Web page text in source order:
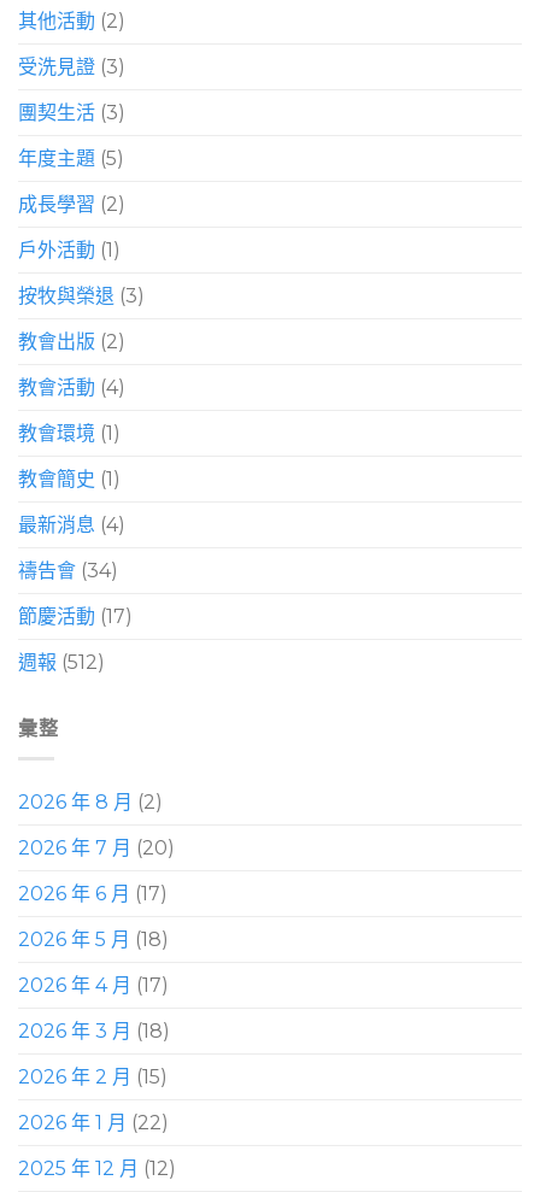
其他活動 (2)
受洗見證 (3)
團契生活 (3)
年度主題 (5)
成長學習 (2)
戶外活動 (1)
按牧與榮退 (3)
教會出版 (2)
教會活動 (4)
教會環境 (1)
教會簡史 (1)
最新消息 (4)
禱告會 (34)
節慶活動 (17)
週報 (512)
彙整
2026 年 8 月 (2)
2026 年 7 月 (20)
2026 年 6 月 (17)
2026 年 5 月 (18)
2026 年 4 月 (17)
2026 年 3 月 (18)
2026 年 2 月 (15)
2026 年 1 月 (22)
2025 年 12 月 (12)